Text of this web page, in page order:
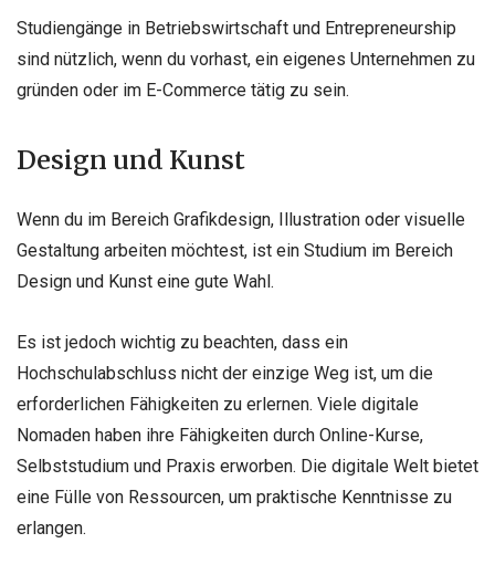
Studiengänge in Betriebswirtschaft und Entrepreneurship
sind nützlich, wenn du vorhast, ein eigenes Unternehmen zu
gründen oder im E-Commerce tätig zu sein.
Design und Kunst
Wenn du im Bereich Grafikdesign, Illustration oder visuelle
Gestaltung arbeiten möchtest, ist ein Studium im Bereich
Design und Kunst eine gute Wahl.
Es ist jedoch wichtig zu beachten, dass ein
Hochschulabschluss nicht der einzige Weg ist, um die
erforderlichen Fähigkeiten zu erlernen. Viele digitale
Nomaden haben ihre Fähigkeiten durch Online-Kurse,
Selbststudium und Praxis erworben. Die digitale Welt bietet
eine Fülle von Ressourcen, um praktische Kenntnisse zu
erlangen.